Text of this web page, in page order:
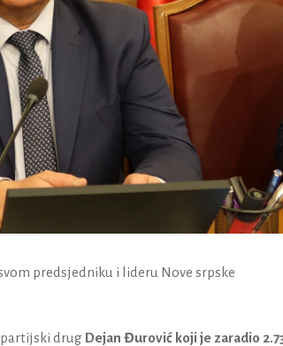
predsjedniku i lideru Nove srpske
partijski drug Dejan Đurović koji je zaradio